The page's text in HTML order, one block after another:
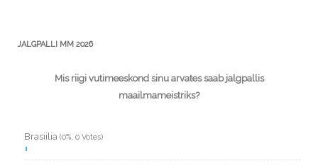
JALGPALLI MM 2026
Mis riigi vutimeeskond sinu arvates saab jalgpallis
maailmameistriks?
Brasiilia (0%, 0 Votes)